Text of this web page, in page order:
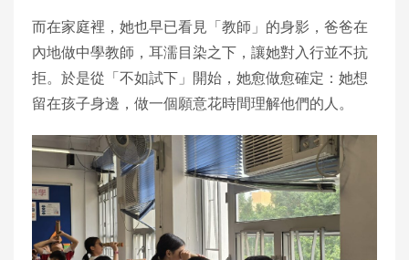
而在家庭裡，她也早已看見「教師」的身影，爸爸在
內地做中學教師，耳濡目染之下，讓她對入行並不抗
拒。於是從「不如試下」開始，她愈做愈確定：她想
留在孩子身邊，做一個願意花時間理解他們的人。